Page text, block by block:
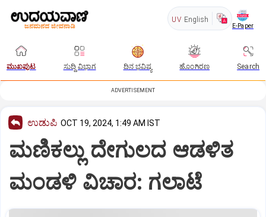
UV English
E-Paper
ಮುಖಪುಟ ಸುದ್ದಿ ವಿಭಾಗ ದಿನ ಭವಿಷ್ಯ ಹೊಂಗಿರಣ Search
ADVERTISEMENT
ಉಡುಪಿ OCT 19, 2024, 1:49 AM IST
ಮಣಿಕಲ್ಲು ದೇಗುಲದ ಆಡಳಿತ
ಮಂಡಳಿ ವಿಚಾರ: ಗಲಾಟೆ